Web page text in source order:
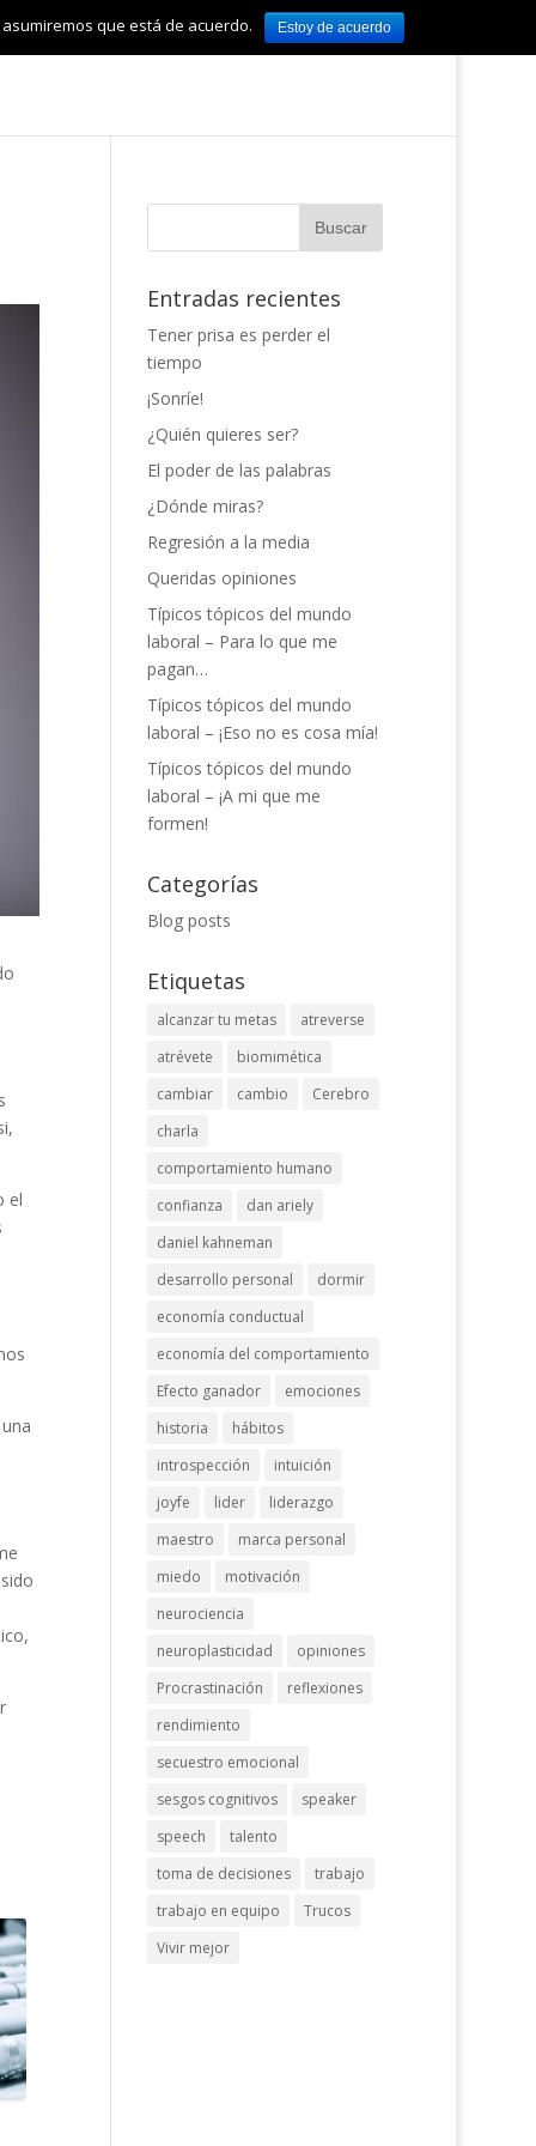
el
Entradas recientes
Tener prisa es perder el
tiempo
¡Sonríe!
¿Quién quieres ser?
El poder de las palabras
¿Dónde miras?
Regresión a la media
Queridas opiniones
Típicos tópicos del mundo
laboral – Para lo que me
pagan…
Típicos tópicos del mundo
laboral – ¡Eso no es cosa mía!
Típicos tópicos del mundo
laboral – ¡A mi que me
formen!
Categorías
Blog posts
Etiquetas
alcanzar tu metas
atreverse
atrévete
biomimética
cambiar
cambio
Cerebro
charla
comportamiento humano
confianza
dan ariely
daniel kahneman
desarrollo personal
dormir
economía conductual
economía del comportamiento
Efecto ganador
emociones
historia
hábitos
introspección
intuición
joyfe
lider
liderazgo
maestro
marca personal
miedo
motivación
neurociencia
neuroplasticidad
opiniones
Procrastinación
reflexiones
rendimiento
secuestro emocional
sesgos cognitivos
speaker
speech
talento
toma de decisiones
trabajo
trabajo en equipo
Trucos
Vivir mejor
que está de acuerdo. Estoy de acuerdo